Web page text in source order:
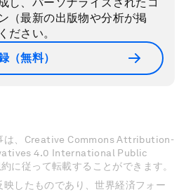
（最新の出版物や分析が掲
ださい。
（無料）
は、Creative Commons Attribution-
4.0 International Public
に従って転載することができます。
映したものであり、世界経済フォー